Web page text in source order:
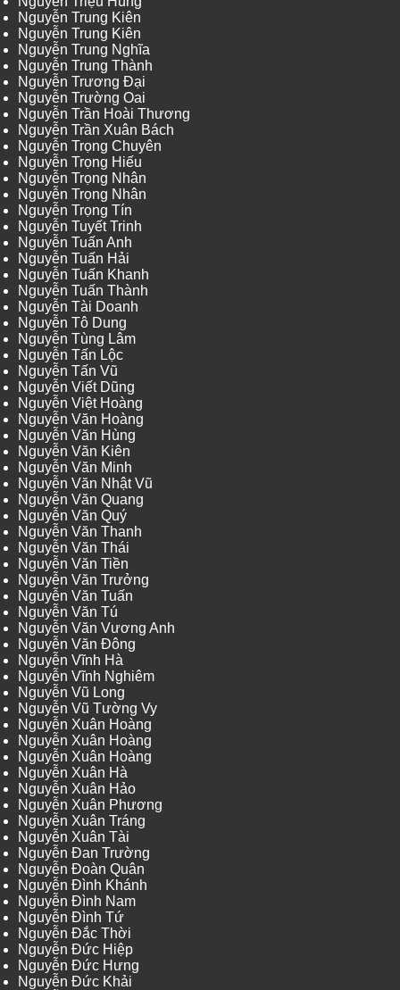
Nguyễn Trung Kiên
Nguyễn Trung Kiên
Nguyễn Trung Nghĩa
Nguyễn Trung Thành
Nguyễn Trương Đại
Nguyễn Trường Oai
Nguyễn Trần Hoài Thương
Nguyễn Trần Xuân Bách
Nguyễn Trọng Chuyên
Nguyễn Trọng Hiếu
Nguyễn Trọng Nhân
Nguyễn Trọng Nhân
Nguyễn Trọng Tín
Nguyễn Tuyết Trinh
Nguyễn Tuấn Anh
Nguyễn Tuấn Hải
Nguyễn Tuấn Khanh
Nguyễn Tuấn Thành
Nguyễn Tài Doanh
Nguyễn Tô Dung
Nguyễn Tùng Lâm
Nguyễn Tấn Lộc
Nguyễn Tấn Vũ
Nguyễn Viết Dũng
Nguyễn Việt Hoàng
Nguyễn Văn Hoàng
Nguyễn Văn Hùng
Nguyễn Văn Kiên
Nguyễn Văn Minh
Nguyễn Văn Nhật Vũ
Nguyễn Văn Quang
Nguyễn Văn Quý
Nguyễn Văn Thanh
Nguyễn Văn Thái
Nguyễn Văn Tiền
Nguyễn Văn Trưởng
Nguyễn Văn Tuấn
Nguyễn Văn Tú
Nguyễn Văn Vương Anh
Nguyễn Văn Đông
Nguyễn Vĩnh Hà
Nguyễn Vĩnh Nghiêm
Nguyễn Vũ Long
Nguyễn Vũ Tường Vy
Nguyễn Xuân Hoàng
Nguyễn Xuân Hoàng
Nguyễn Xuân Hoàng
Nguyễn Xuân Hà
Nguyễn Xuân Hảo
Nguyễn Xuân Phương
Nguyễn Xuân Tráng
Nguyễn Xuân Tài
Nguyễn Đan Trường
Nguyễn Đoàn Quân
Nguyễn Đình Khánh
Nguyễn Đình Nam
Nguyễn Đình Tứ
Nguyễn Đắc Thời
Nguyễn Đức Hiệp
Nguyễn Đức Hưng
Nguyễn Đức Khải